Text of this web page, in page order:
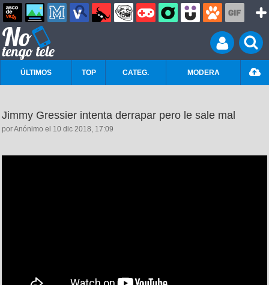
ÚLTIMOS TOP CATEG. MODERA
Jimmy Gressier intenta derrapar pero le sale mal
por Anónimo el 10 dic 2018, 17:09